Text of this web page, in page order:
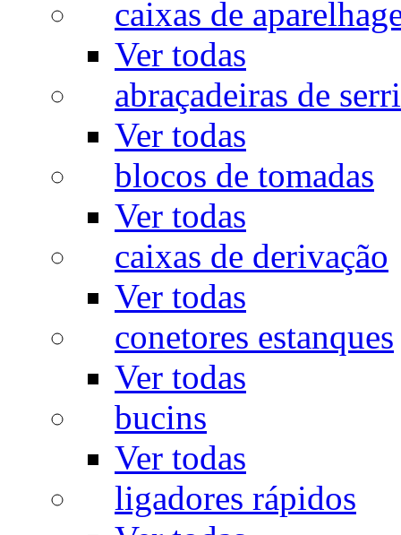
caixas de
Ver todas
abraçadeiras de
Ver todas
blocos de tomadas
Ver todas
caixas de derivação
Ver todas
conetores estanques
Ver todas
bucins
Ver todas
ligadores rápidos